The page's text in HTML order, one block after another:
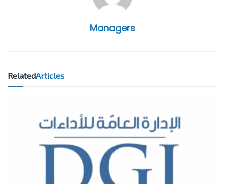
Managers
RelatedArticles